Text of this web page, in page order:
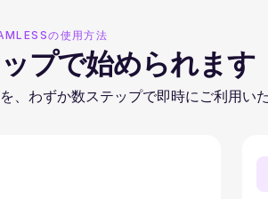
の使用方法
プで始められます
、わずか数ステップで即時にご利用いた